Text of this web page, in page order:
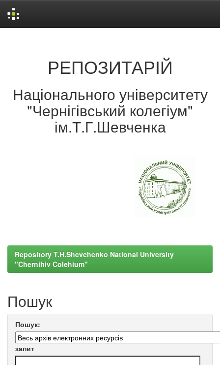
РЕПОЗИТАРІЙ
Національного університету
"Чернігівський колегіум"
ім.Т.Г.Шевченка
Repository T.H.Shevchenko National University
"Chernihiv Colehium"
Пошук
Пошук:
запит